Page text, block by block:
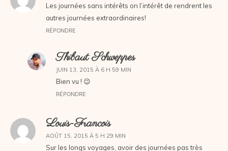
Les journées sans intérêts on l’intérêt de rendrent les
autres journées extraordinaires!
RÉPONDRE
Thibaut Schweppes
JUIN 13, 2015 À 6 H 59 MIN
Bien vu ! 😉
RÉPONDRE
Louis-Francois
AOÛT 15, 2015 À 5 H 29 MIN
Sur les longs voyages, avoir des journées pas très